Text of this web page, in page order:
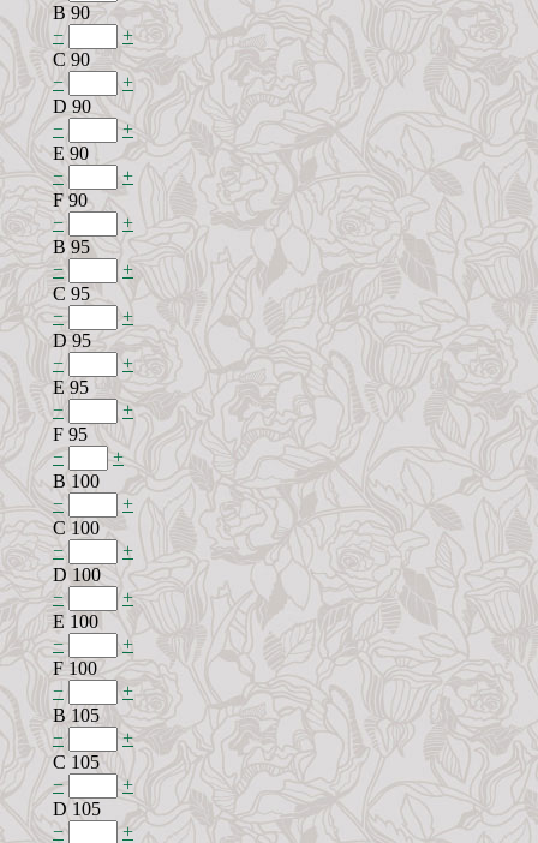
B 90
−
+
C 90
−
+
D 90
−
+
E 90
−
+
F 90
−
+
B 95
−
+
C 95
−
+
D 95
−
+
E 95
−
+
F 95
−
+
B 100
−
+
C 100
−
+
D 100
−
+
E 100
−
+
F 100
−
+
B 105
−
+
C 105
−
+
D 105
−
+